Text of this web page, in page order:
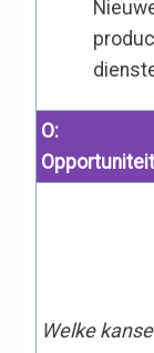
O:
Welke